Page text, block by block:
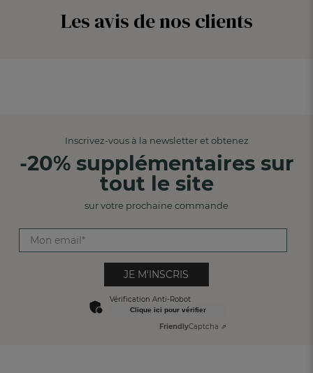
Les avis de nos clients
Inscrivez-vous à la newsletter et obtenez
-20% supplémentaires sur
tout le site
sur votre prochaine commande
JE M'INSCRIS
Vérification Anti-Robot
Clique ici pour vérifier
FriendlyCaptcha ⇗